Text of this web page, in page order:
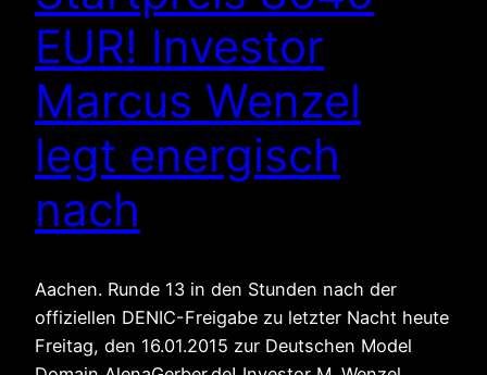
EUR! Investor
Marcus Wenzel
legt energisch
nach
Aachen. Runde 13 in den Stunden nach der
offiziellen DENIC-Freigabe zu letzter Nacht heute
Freitag, den 16.01.2015 zur Deutschen Model